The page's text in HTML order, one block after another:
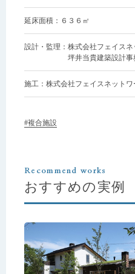
延床面積：６３６㎡
設計・監理：株式会社フェイスネ
坪井当貴建築設計事
施工：株式会社フェイスネットワ
#複合施設
Recommend works
おすすめの実例